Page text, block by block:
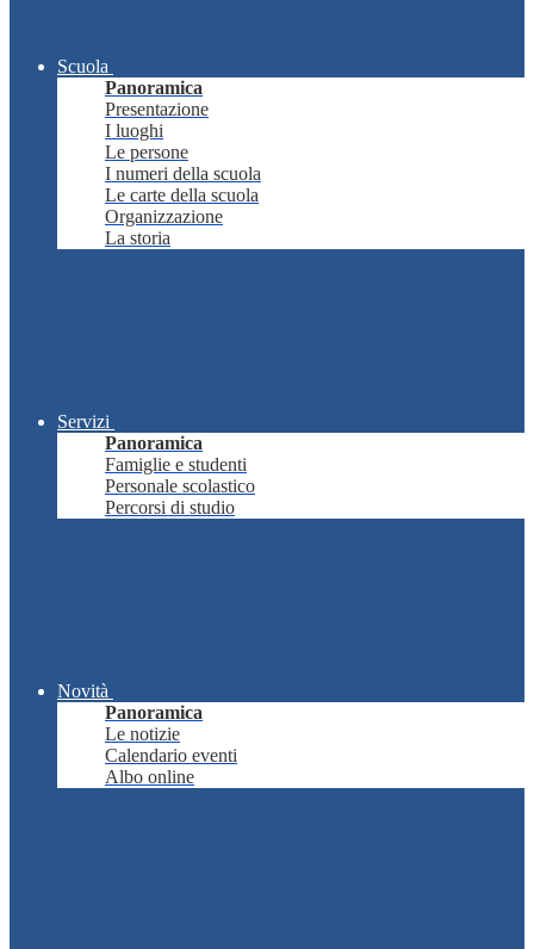
Scuola
Panoramica
Presentazione
I luoghi
Le persone
I numeri della scuola
Le carte della scuola
Organizzazione
La storia
Servizi
Panoramica
Famiglie e studenti
Personale scolastico
Percorsi di studio
Novità
Panoramica
Le notizie
Calendario eventi
Albo online